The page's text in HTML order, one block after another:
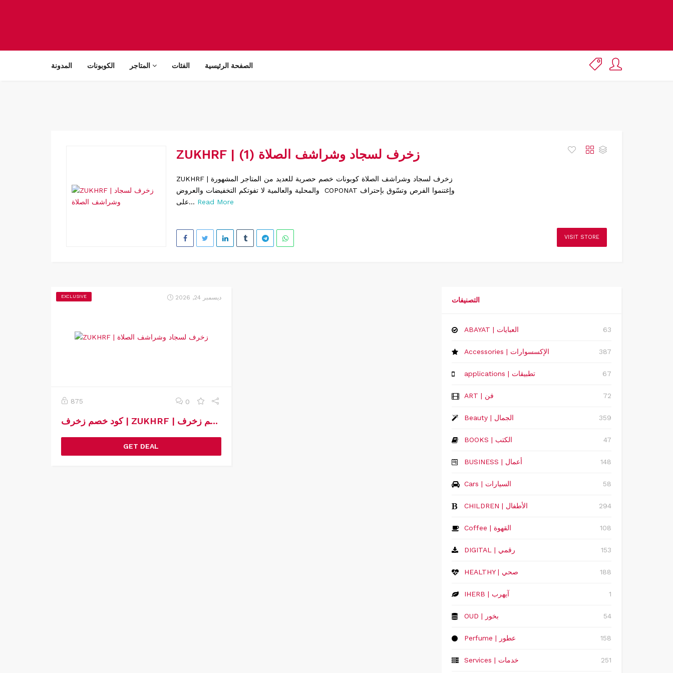
المدونة الكوبونات الفئات الصفحة الرئيسية
ZUKHRF | زخرف لسجاد وشراشف الصلاة (1)
ZUKHRF | زخرف لسجاد وشراشف الصلاة كوبونات خصم حصرية للعديد من المتاجر المشهورة
والمحلية والعالمية لا تفوتكم التخفيضات والعروض COPONAT وإغتنموا الفرص وتسّوق بإحتراف
على... Read More
VISIT STORE
EXCLUSIVE ديسمبر 24, 2026
875 0
كود خصم زخرف | ZUKHRF | كوبون خصم زخرف
GET DEAL
التصنيفات
ABAYAT | العبايات 63
Accessories | الإكسسوارات 387
applications | تطبيقات 67
ART | فن 72
Beauty | الجمال 359
BOOKS | الكتب 47
‏BUSINESS | أعمال 148
Cars | السيارات 58
CHILDREN | الأطفال 294
Coffee | القهوة 108
DIGITAL | رقمي 153
HEALTHY | صحي 188
IHERB | آيهرب 1
OUD | بخور 54
Perfume | عطور 158
Services | خدمات 251